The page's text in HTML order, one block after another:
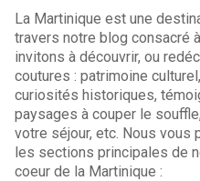
La Martinique est une
travers notre blog consacré
invitons à découvrir, ou
coutures : patrimoine
curiosités historiques,
paysages à couper le
votre séjour, etc. Nous vous
les sections principales de
coeur de la Martinique :